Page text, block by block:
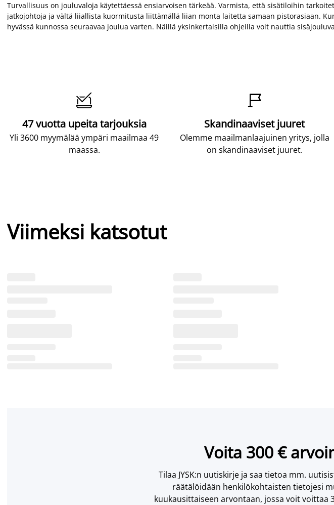
Turvallisuus on jouluvaloja käytettäessä ensiarvoisen tärkeää. Varmista, että sisätiloihin
jatkojohtoja ja vältä liiallista kuormitusta liittämällä liian monta laitetta samaan pistorasiaan.
hyvässä kunnossa seuraavaa joulua varten. Näillä yksinkertaisilla ohjeilla voit nauttia

47 vuotta upeita tarjouksia
Yli 3600 myymälää ympäri maailmaa 49
maassa.

Skandinaaviset juuret
Olemme maailmanlaajuinen yritys, jolla
on skandinaaviset juuret.
Viimeksi katsotut
Voita 300 €
Tilaa JYSK:n uutiskirje ja saa tietoa mm.
räätälöidään henkilökohtaisten tietojesi
kuukausittaiseen arvontaan, jossa voit voittaa